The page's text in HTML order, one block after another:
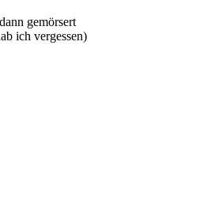
gemörsert
ich vergessen)